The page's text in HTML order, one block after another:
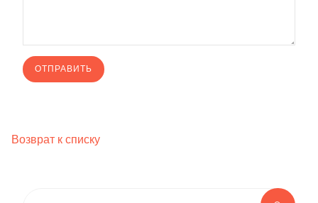
Возврат к списку